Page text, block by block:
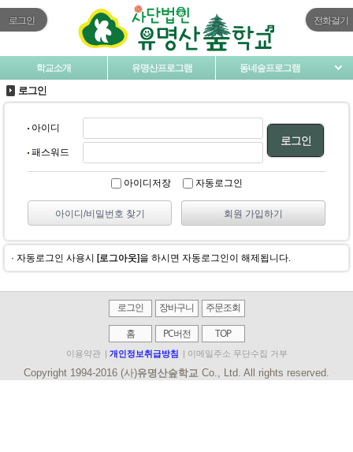
로그인 전화걸기
학교소개 유명산프로그램 동네숲프로그램
로그인
아이디
로그인
패스워드
아이디저장 자동로그인
아이디/비밀번호 찾기 회원 가입하기
· 자동로그인 사용시 [로그아웃]을 하시면 자동로그인이 해제됩니다.
로그인 장바구니
주문조회
홈
PC버전 TOP
이용약관 | 개인정보취급방침 | 이메일주소 무단수집 거부
Copyright 1994-2016 (사)유명산숲학교 Co., Ltd. All rights reserved.